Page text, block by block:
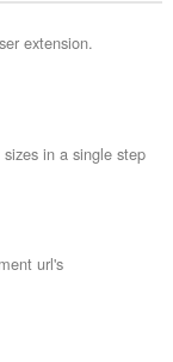
extension.
in a single step
url's